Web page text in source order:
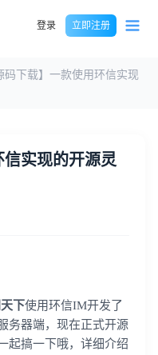
登录 立即注册
码下载】一款使用环信实现
信实现的开源灵
下使用环信IM开发了
务器端，现在正式开源
起搞一下哦，详细介绍